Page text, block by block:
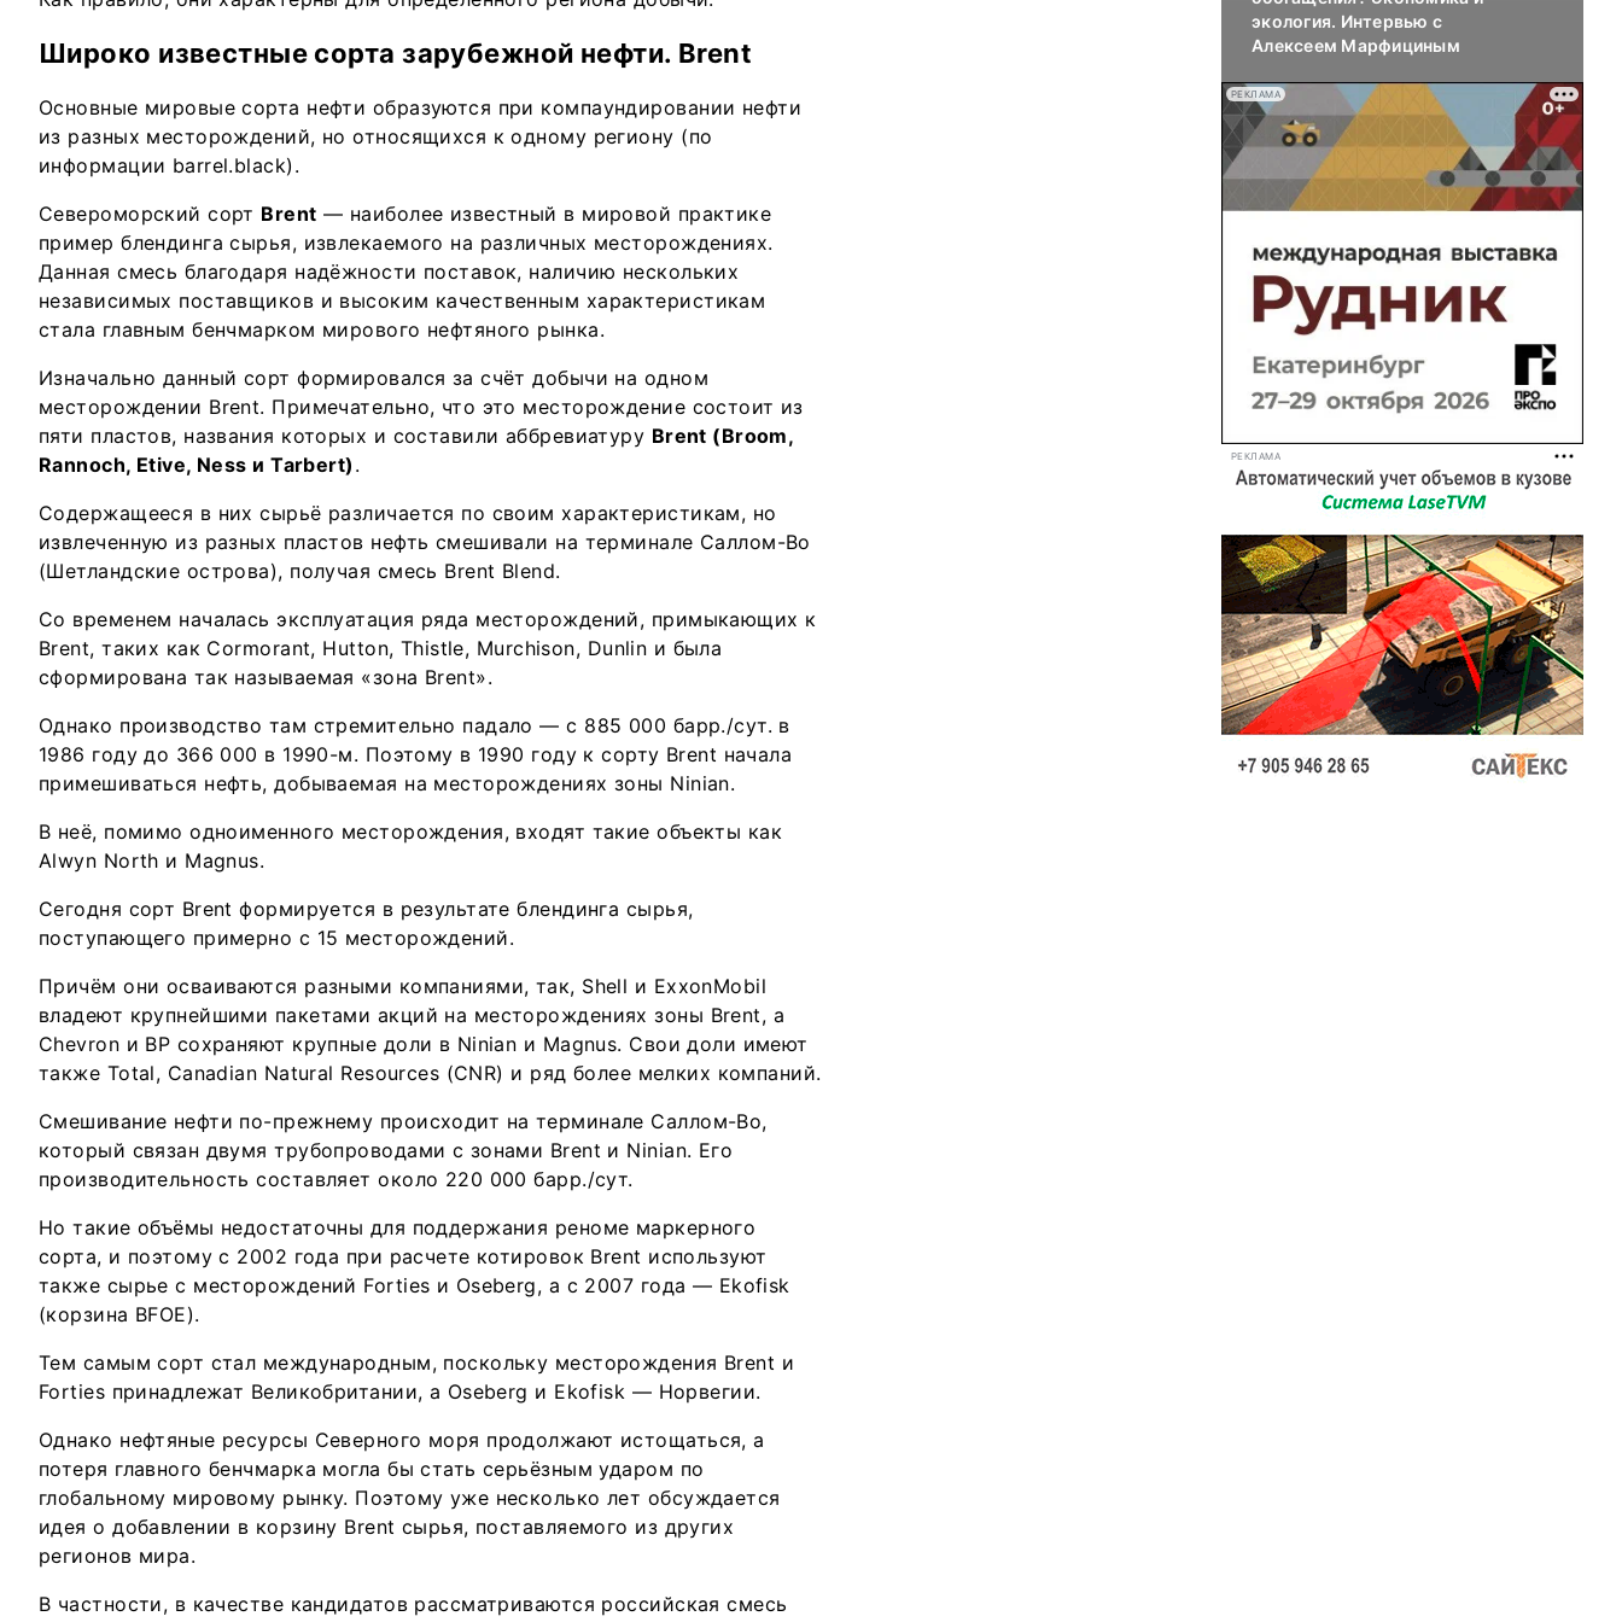
Широко известные сорта зарубежной нефти. Brent
Основные мировые сорта нефти образуются при компаундировании нефти
из разных месторождений, но относящихся к одному региону (по
информации barrel.black).
Североморский сорт Brent — наиболее известный в мировой практике
пример блендинга сырья, извлекаемого на различных месторождениях.
Данная смесь благодаря надёжности поставок, наличию нескольких
независимых поставщиков и высоким качественным характеристикам
стала главным бенчмарком мирового нефтяного рынка.
Изначально данный сорт формировался за счёт добычи на одном
месторождении Brent. Примечательно, что это месторождение состоит из
пяти пластов, названия которых и составили аббревиатуру Brent (Broom,
Rannoch, Etive, Ness и Tarbert) .
Содержащееся в них сырьё различается по своим характеристикам, но
извлеченную из разных пластов нефть смешивали на терминале Саллом-Во
(Шетландские острова), получая смесь Brent Blend.
Со временем началась эксплуатация ряда месторождений, примыкающих к
Brent, таких как Cormorant, Hutton, Thistle, Murchison, Dunlin и была
сформирована так называемая «зона Brent».
Однако производство там стремительно падало — с 885 000 барр./сут. в
1986 году до 366 000 в 1990-м. Поэтому в 1990 году к сорту Brent начала
примешиваться нефть, добываемая на месторождениях зоны Ninian.
В неё, помимо одноименного месторождения, входят такие объекты как
Alwyn North и Magnus.
Сегодня сорт Brent формируется в результате блендинга сырья,
поступающего примерно с 15 месторождений.
Причём они осваиваются разными компаниями, так, Shell и ExxonMobil
владеют крупнейшими пакетами акций на месторождениях зоны Brent, а
Chevron и BP сохраняют крупные доли в Ninian и Magnus. Свои доли имеют
также Total, Canadian Natural Resources (CNR) и ряд более мелких компаний.
Смешивание нефти по-прежнему происходит на терминале Саллом-Во,
который связан двумя трубопроводами с зонами Brent и Ninian. Его
производительность составляет около 220 000 барр./сут.
Но такие объёмы недостаточны для поддержания реноме маркерного
сорта, и поэтому с 2002 года при расчете котировок Brent используют
также сырье с месторождений Forties и Oseberg, а с 2007 года — Ekofisk
(корзина BFOE).
Тем самым сорт стал международным, поскольку месторождения Brent и
Forties принадлежат Великобритании, а Oseberg и Ekofisk — Норвегии.
Однако нефтяные ресурсы Северного моря продолжают истощаться, а
потеря главного бенчмарка могла бы стать серьёзным ударом по
глобальному мировому рынку. Поэтому уже несколько лет обсуждается
идея о добавлении в корзину Brent сырья, поставляемого из других
регионов мира.
В частности, в качестве кандидатов рассматриваются российская смесь
экология. Интервью с
Алексеем Марфициным
РЕКЛАМА
РЕКЛАМА